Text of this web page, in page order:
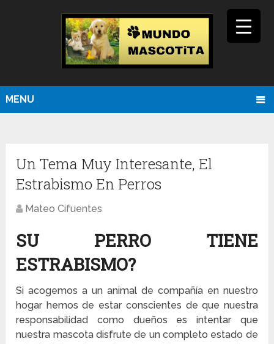
MENU
Un Tema Muy Interesante, El
Estrabismo En Perros
Mateo Cifuentes
SU PERRO TIENE
ESTRABISMO?
Si acogemos a un animal de compañía en nuestro
hogar hemos de estar conscientes de que nuestra
responsabilidad como dueños es intentar que
nuestra mascota disfrute de un completo estado de